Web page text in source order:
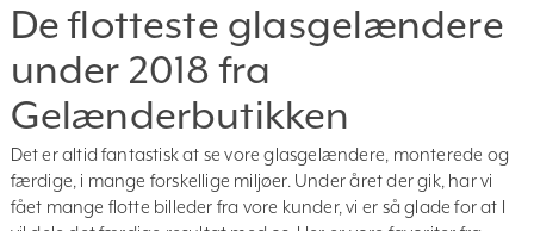
De flotteste glasgelændere
under 2018 fra
Gelænderbutikken
Det er altid fantastisk at se vore glasgelændere, monterede og
færdige, i mange forskellige miljøer. Under året der gik, har vi
fået mange flotte billeder fra vore kunder, vi er så glade for at I